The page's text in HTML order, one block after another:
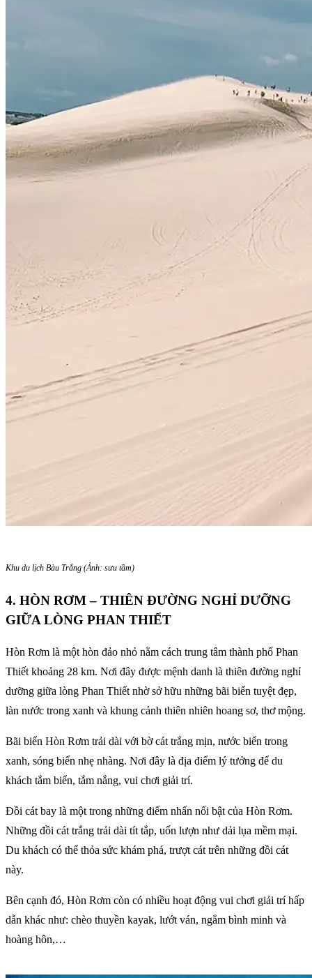
Khu du lịch Bàu Trắng (Ảnh: sưu tầm)
4. HÒN RƠM – THIÊN ĐƯỜNG NGHỈ DƯỠNG
GIỮA LÒNG PHAN THIẾT
Hòn Rơm là một hòn đảo nhỏ nằm cách trung tâm thành phố Phan
Thiết khoảng 28 km. Nơi đây được mệnh danh là thiên đường nghỉ
dưỡng giữa lòng Phan Thiết nhờ sở hữu những bãi biển tuyệt đẹp,
làn nước trong xanh và khung cảnh thiên nhiên hoang sơ, thơ mộng.
Bãi biển Hòn Rơm trải dài với bờ cát trắng mịn, nước biển trong
xanh, sóng biển nhẹ nhàng. Nơi đây là địa điểm lý tưởng để du
khách tắm biển, tắm nắng, vui chơi giải trí.
Đồi cát bay là một trong những điểm nhấn nổi bật của Hòn Rơm.
Những đồi cát trắng trải dài tít tắp, uốn lượn như dải lụa mềm mại.
Du khách có thể thỏa sức khám phá, trượt cát trên những đồi cát
này.
Bên cạnh đó, Hòn Rơm còn có nhiều hoạt động vui chơi giải trí hấp
dẫn khác như: chèo thuyền kayak, lướt ván, ngắm bình minh và
hoàng hôn,…